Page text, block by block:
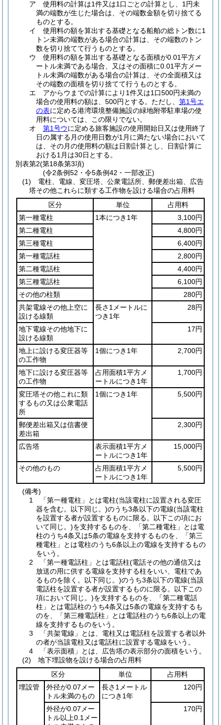
ア 使用料の計算は1件又は1口ごとの計算とし、1円未
満の端数が生じた場合は、その端数金額を切り捨てる
ものとする。
イ 使用料の額を算出する基礎となる船舶の総トン数に1
トン未満の端数がある場合の計算は、その端数のトン
数を切り捨てて行うものとする。
ウ 使用料の額を算出する基礎となる面積が0.01平方メ
ートル未満である場合、又はその面積に0.01平方メー
トル未満の端数がある場合の計算は、その全面積又は
その端数の面積を切り捨てて行うものとする。
エ アからウまでの計算により1件又は1口500円未満の
場合の使用料の額は、500円とする。ただし、 第1号エ
の表に定める港湾環境整備施設の緑地附帯駐車場の使
用料については、この限りでない。
オ 第1号ウに定める旅客施設の使用開始日又は使用終了
日の属する月の使用日数が1月に満たない場合において
は、その月の使用料の額は日割計算とし、日割計算に
おける1月は30日とする。
別表第2(第18条第3項)
(令2条例52・令5条例42・一部改正)
(1) 電柱、電線、変圧塔、公衆電話所、郵便差出箱、広告
塔その他これらに類する工作物を設ける場合の占用料
区分
単位
占用料
第一種電柱
1本につき1年
3,100円
第二種電柱
4,800円
第三種電柱
6,400円
第一種電話柱
2,800円
第二種電話柱
4,400円
第三種電話柱
6,100円
その他の柱類
280円
共架電線その他上空に
設ける線類
長さ1メートルに
つき1年
28円
地下電線その他地下に
設ける線類
17円
地上に設ける変圧器等
の工作物
1個につき1年 2,700円
地下に設ける変圧器等
の工作物
占用面積1平方メ
ートルにつき1年
1,700円
変圧塔その他これに類
するもの又は公衆電話
所
1個につき1年 5,500円
郵便差出箱又は信書便
差出箱
2,300円
広告塔
表示面積1平方メ
ートルにつき1年
15,000円
その他のもの
占用面積1平方メ
ートルにつき1年
5,500円
(備考)
1 「第一種電柱」とは電柱(当該電柱に設置される変圧
器を含む。以下同じ。)のうち3条以下の電線(当該電柱
を設置する者が設置するものに限る。以下この項にお
いて同じ。)を支持するものを、「第二種電柱」とは電
柱のうち4条又は5条の電線を支持するものを、「第三
種電柱」とは電柱のうち6条以上の電線を支持するもの
をいう。
2 「第一種電話柱」とは電話柱(電話その他の通信又は
放送の用に供する電線を支持する柱をいい、電柱であ
るものを除く。以下同じ。)のうち3条以下の電線(当該
電話柱を設置する者が設置するものに限る。以下この
項において同じ。)を支持するものを、「第二種電話
柱」とは電話柱のうち4条又は5条の電線を支持するも
のを、「第三種電話柱」とは電話柱のうち6条以上の電
線を支持するものをいう。
3 「共架電線」とは、電柱又は電話柱を設置する者以外
の者が当該電柱又は電話柱に設置する電線をいう。
4 「表示面積」とは、広告塔の表示部分の面積をいう。
(2) 地下埋設物を設ける場合の占用料
区分
単位
占用料
埋設管
外径が0.07メー
トル未満のもの
長さ1メートル
につき1年
120円
外径が0.07メー
トル以上0.1メー
170円